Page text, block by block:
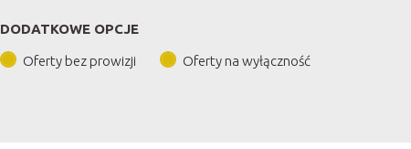
DODATKOWE OPCJE
Oferty bez prowizji Oferty na wyłączność